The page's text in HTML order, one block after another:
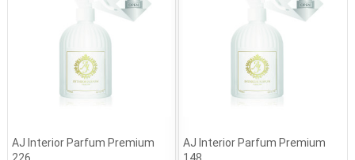
AJ Interior Parfum Premium
AJ Interior Parfum Premium